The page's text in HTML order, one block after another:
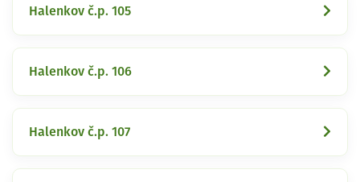
Halenkov č.p. 105
Halenkov č.p. 106
Halenkov č.p. 107